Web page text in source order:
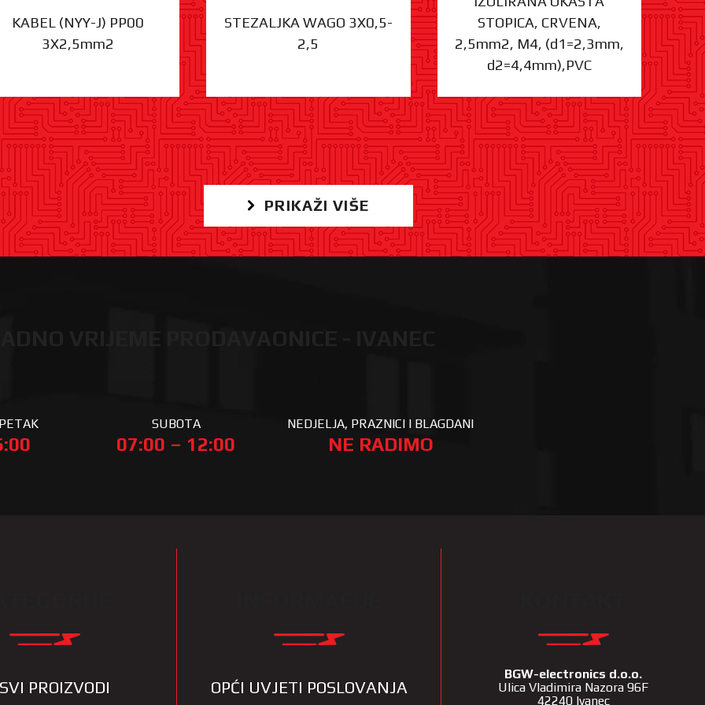
KABEL (NYY-J) PP00
3X2,5mm2
STEZALJKA WAGO 3X0,5-
2,5
STOPICA, CRVENA,
2,5mm2, M4, (d1=2,3mm,
d2=4,4mm),PVC
PRIKAŽI VIŠE
SUBOTA
07:00 – 12:00
NEDJELJA, PRAZNICI I BLAGDANI
NE RADIMO
PROIZVODI OPĆI UVJETI POSLOVANJA
BGW-electronics d.o.o.
Ulica Vladimira Nazora 96F
42240 Ivanec